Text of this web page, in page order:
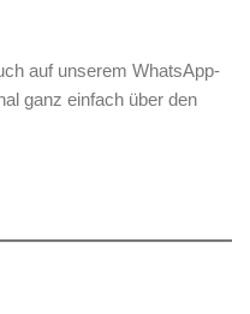
auf unserem WhatsApp-
ganz einfach über den